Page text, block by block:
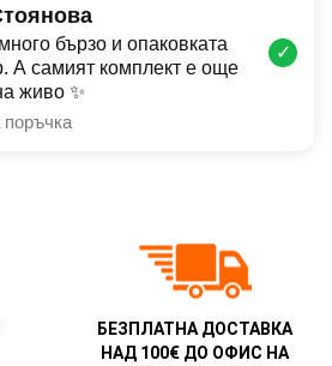
бързо и опаковката
А самият комплект е още
живо ✨
✓
БЕЗПЛАТНА ДОСТАВКА
НАД 100€ ДО ОФИС НА